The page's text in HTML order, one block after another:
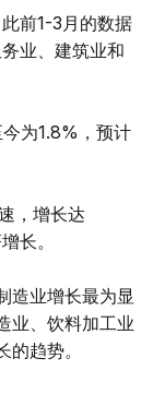
前1-3月的数据
业、建筑业和
为1.8%，预计
，增长达
长。
造业增长最为显
业、饮料加工业
趋势。